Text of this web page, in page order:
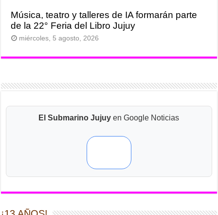
Música, teatro y talleres de IA formarán parte
de la 22° Feria del Libro Jujuy
miércoles, 5 agosto, 2026
El Submarino Jujuy en Google Noticias